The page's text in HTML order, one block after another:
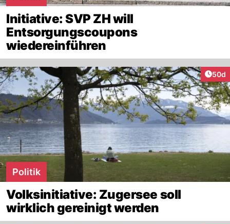
Initiative: SVP ZH will
Entsorgungscoupons
wiedereinführen
50d
Politik
Volksinitiative: Zugersee soll
wirklich gereinigt werden